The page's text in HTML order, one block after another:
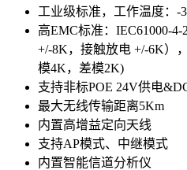
工业级标准，工作温度：-
高EMC标准：IEC61000-
+/-8K，接触放电 +/-6K）
模4K，差模2K)
支持非标POE 24V供电
最大无线传输距离5Km
内置高增益定向天线
支持AP模式、中继模式
内置智能信道分析仪